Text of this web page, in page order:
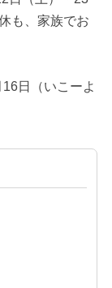
も、家族でお
日（いこーよ